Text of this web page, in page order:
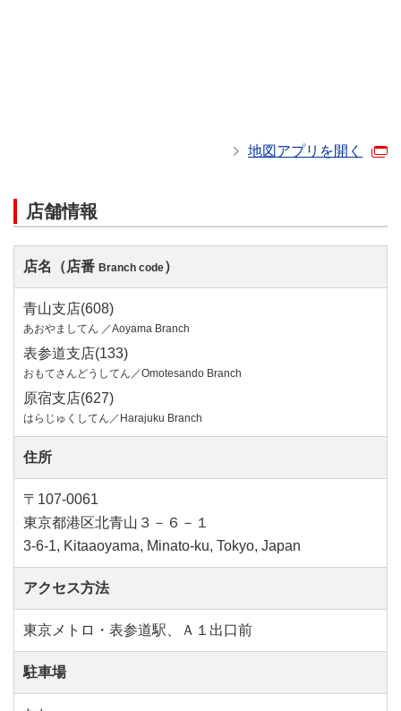
地図アプリを開く
店舗情報
店名（店番 Branch code）
青山支店(608)
あおやましてん ／Aoyama Branch
表参道支店(133)
おもてさんどうしてん／Omotesando Branch
原宿支店(627)
はらじゅくしてん／Harajuku Branch
住所
〒107-0061
東京都港区北青山３－６－１
3-6-1, Kitaaoyama, Minato-ku, Tokyo, Japan
アクセス方法
東京メトロ・表参道駅、Ａ１出口前
駐車場